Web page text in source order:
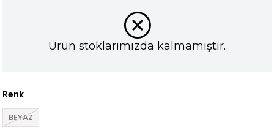
Ürün stoklarımızda kalmamıştır.
Renk
BEYAZ